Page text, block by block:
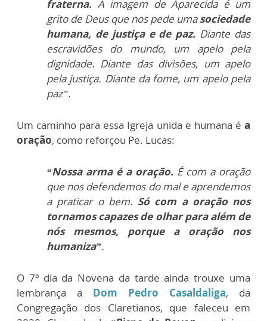
fraterna. A imagem de Aparecida é um
grito de Deus que nos pede umasociedade
humana, de justiça e de paz. Diante das
escravidões do mundo, um apelo pela
dignidade. Diante das divisões, um apelo
pela justiça. Diante da fome, um apelo pela
paz”.
Um caminho para essa Igreja unida e humana é a
oração, como reforçou Pe. Lucas:
“Nossa arma é a oração. É com a oração
que nos defendemos do mal e aprendemos
a praticar o bem. Só com a oração nos
tornamos capazes de olhar para além de
nós mesmos, porque a oração nos
humaniza”.
O 7º dia da Novena da tarde ainda trouxe uma
lembrança a Dom Pedro Casaldaliga, da
Congregação dos Claretianos, que faleceu em